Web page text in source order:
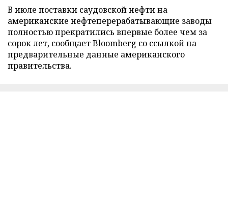
В июле поставки саудовской нефти на
американские нефтеперерабатывающие заводы
полностью прекратились впервые более чем за
сорок лет, сообщает Bloomberg со ссылкой на
предварительные данные американского
правительства.